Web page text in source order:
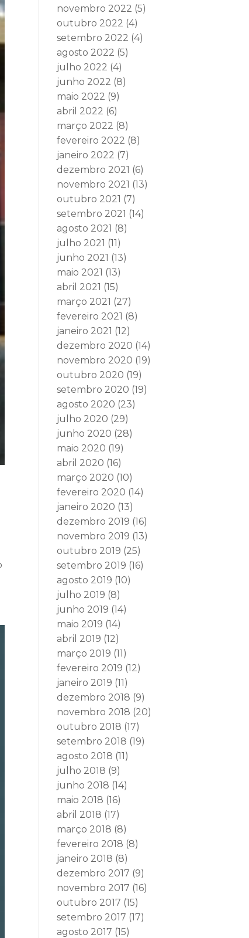
novembro 2022 (5)
outubro 2022 (4)
setembro 2022 (4)
agosto 2022 (5)
julho 2022 (4)
junho 2022 (8)
maio 2022 (9)
abril 2022 (6)
março 2022 (8)
fevereiro 2022 (8)
janeiro 2022 (7)
dezembro 2021 (6)
novembro 2021 (13)
outubro 2021 (7)
setembro 2021 (14)
agosto 2021 (8)
julho 2021 (11)
junho 2021 (13)
maio 2021 (13)
abril 2021 (15)
março 2021 (27)
fevereiro 2021 (8)
janeiro 2021 (12)
dezembro 2020 (14)
novembro 2020 (19)
outubro 2020 (19)
setembro 2020 (19)
agosto 2020 (23)
julho 2020 (29)
junho 2020 (28)
maio 2020 (19)
abril 2020 (16)
março 2020 (10)
fevereiro 2020 (14)
janeiro 2020 (13)
dezembro 2019 (16)
novembro 2019 (13)
outubro 2019 (25)
setembro 2019 (16)
agosto 2019 (10)
julho 2019 (8)
junho 2019 (14)
maio 2019 (14)
abril 2019 (12)
março 2019 (11)
fevereiro 2019 (12)
janeiro 2019 (11)
dezembro 2018 (9)
novembro 2018 (20)
outubro 2018 (17)
setembro 2018 (19)
agosto 2018 (11)
julho 2018 (9)
junho 2018 (14)
maio 2018 (16)
abril 2018 (17)
março 2018 (8)
fevereiro 2018 (8)
janeiro 2018 (8)
dezembro 2017 (9)
novembro 2017 (16)
outubro 2017 (15)
setembro 2017 (17)
agosto 2017 (15)